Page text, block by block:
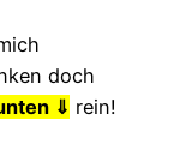
doch
⇓ rein!